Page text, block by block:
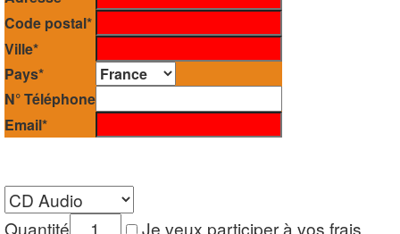
Code postal*
Ville*
Pays*
N° Téléphone
Email*
Quantité Je veux participer à vos frais